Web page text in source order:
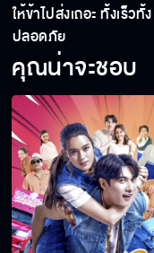
ให้ข้าไปส่งเถอะ ทั้งเร็วทั้ง
ปลอดภัย
คุณน่าจะชอบ